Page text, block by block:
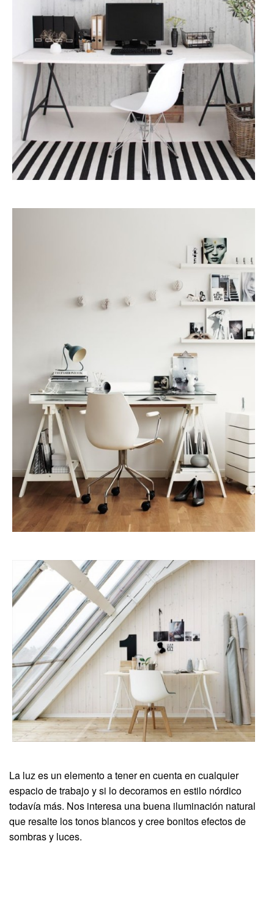
La luz es un elemento a tener en cuenta en cualquier
espacio de trabajo y si lo decoramos en estilo nórdico
todavía más. Nos interesa una buena iluminación natural
que resalte los tonos blancos y cree bonitos efectos de
sombras y luces.